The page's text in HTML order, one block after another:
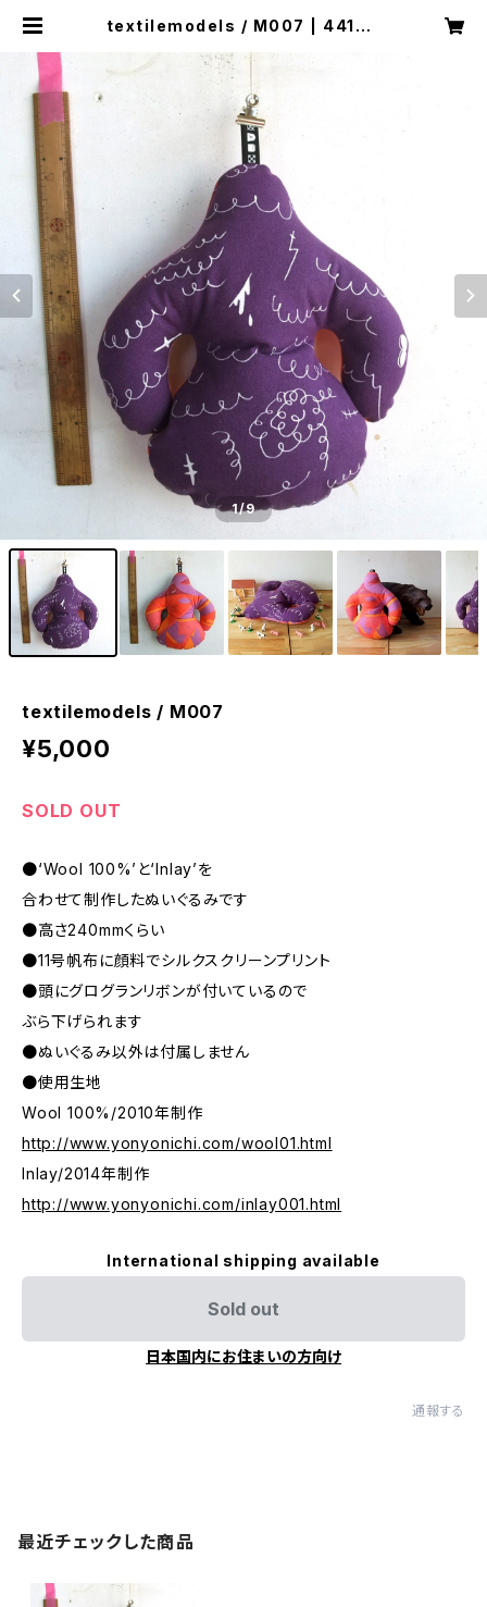
textilemodels / M007 | 441SH
1/9
textilemodels / M007
¥5,000
SOLD OUT
●‘Wool 100%’と‘Inlay’を
合わせて制作したぬいぐるみです
●高さ240mmくらい
●11号帆布に顔料でシルクスクリーンプリント
●頭にグログランリボンが付いているので
ぶら下げられます
●ぬいぐるみ以外は付属しません
●使用生地
Wool 100%/2010年制作
http://www.yonyonichi.com/wool01.html
Inlay/2014年制作
http://www.yonyonichi.com/inlay001.html
International shipping available
Sold out
日本国内にお住まいの方向け
通報する
最近チェックした商品